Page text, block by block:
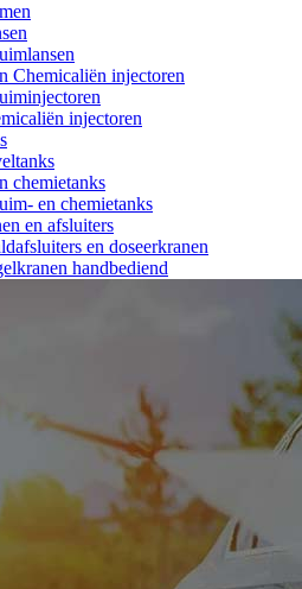
Chemicaliën injectoren
injectoren
chemietanks
en chemietanks
en afsluiters
en doseerkranen
handbediend